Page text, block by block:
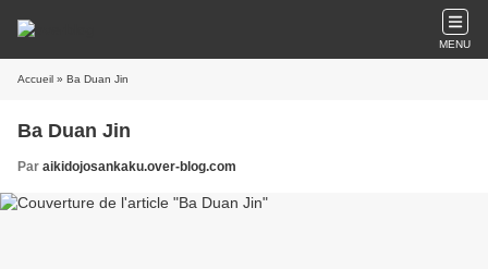
MENU
Accueil » Ba Duan Jin
Ba Duan Jin
Par aikidojosankaku.over-blog.com